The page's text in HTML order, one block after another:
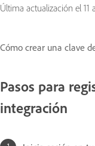
Última actualización el 11
Cómo crear una clave
Pasos para
integración